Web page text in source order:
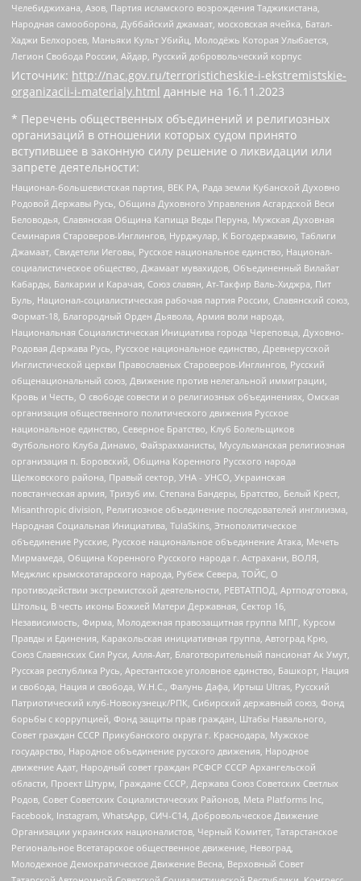
Челебиджихана, Азов, Партия исламского возрождения Таджикистана,
Народная самооборона, Дуббайский джамаат, московская ячейка, Батал-
Хаджи Белхороев, Маньяки Культ Убийц, Молодёжь Которая Улыбается,
Легион Свобода России, Айдар, Русский добровольческий корпус
Источник: http://nac.gov.ru/terroristicheskie-i-ekstremistskie-
organizacii-i-materialy.html данные на 16.11.2023
* Перечень общественных объединений и религиозных
организаций в отношении которых судом принято
вступившее в законную силу решение о ликвидации или
запрете деятельности:
Национал-большевистская партия, ВЕК РА, Рада земли Кубанской Духовно
Родовой Державы Русь, Община Духовного Управления Асгардской Веси
Беловодья, Славянская Община Капища Веды Перуна, Мужская Духовная
Семинария Староверов-Инглингов, Нурджулар, К Богодержавию, Таблиги
Джамаат, Свидетели Иеговы, Русское национальное единство, Национал-
социалистическое общество, Джамаат мувахидов, Объединенный Вилайат
Кабарды, Балкарии и Карачая, Союз славян, Ат-Такфир Валь-Хиджра, Пит
Буль, Национал-социалистическая рабочая партия России, Славянский союз,
Формат-18, Благородный Орден Дьявола, Армия воли народа,
Национальная Социалистическая Инициатива города Череповца, Духовно-
Родовая Держава Русь, Русское национальное единство, Древнерусской
Инглистической церкви Православных Староверов-Инглингов, Русский
общенациональный союз, Движение против нелегальной иммиграции,
Кровь и Честь, О свободе совести и о религиозных объединениях, Омская
организация общественного политического движения Русское
национальное единство, Северное Братство, Клуб Болельщиков
Футбольного Клуба Динамо, Файзрахманисты, Мусульманская религиозная
организация п. Боровский, Община Коренного Русского народа
Щелковского района, Правый сектор, УНА - УНСО, Украинская
повстанческая армия, Тризуб им. Степана Бандеры, Братство, Белый Крест,
Misanthropic division, Религиозное объединение последователей инглиизма,
Народная Социальная Инициатива, TulaSkins, Этнополитическое
объединение Русские, Русское национальное объединение Атака, Мечеть
Мирмамеда, Община Коренного Русского народа г. Астрахани, ВОЛЯ,
Меджлис крымскотатарского народа, Рубеж Севера, ТОЙС, О
противодействии экстремистской деятельности, РЕВТАТПОД, Артподготовка,
Штольц, В честь иконы Божией Матери Державная, Сектор 16,
Независимость, Фирма, Молодежная правозащитная группа МПГ, Курсом
Правды и Единения, Каракольская инициативная группа, Автоград Крю,
Союз Славянских Сил Руси, Алля-Аят, Благотворительный пансионат Ак Умут,
Русская республика Русь, Арестантское уголовное единство, Башкорт, Нация
и свобода, Нация и свобода, W.H.С., Фалунь Дафа, Иртыш Ultras, Русский
Патриотический клуб-Новокузнецк/РПК, Сибирский державный союз, Фонд
борьбы с коррупцией, Фонд защиты прав граждан, Штабы Навального,
Совет граждан СССР Прикубанского округа г. Краснодара, Мужское
государство, Народное объединение русского движения, Народное
движение Адат, Народный совет граждан РСФСР СССР Архангельской
области, Проект Штурм, Граждане СССР, Держава Союз Советских Светлых
Родов, Совет Советских Социалистических Районов, Meta Platforms Inc,
Facebook, Instagram, WhatsApp, СИЧ-С14, Добровольческое Движение
Организации украинских националистов, Черный Комитет, Татарстанское
Региональное Всетатарское общественное движение, Невоград,
Молодежное Демократическое Движение Весна, Верховный Совет